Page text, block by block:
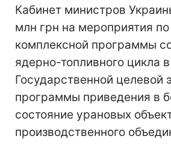
Кабинет министров
млн грн на мероприятия
комплексной программы
ядерно-топливного цикла
Государственной целевой
программы приведения в
состояние урановых
производственного